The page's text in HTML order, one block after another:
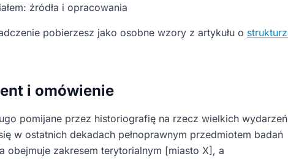
źródła i opracowania
pobierzesz jako osobne wzory z artykułu o
i omówienie
pomijane przez historiografię na rzecz wielkich wydarzeń
w ostatnich dekadach pełnoprawnym przedmiotem badań
obejmuje zakresem terytorialnym [miasto X], a